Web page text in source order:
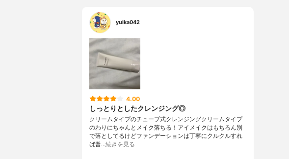
yuika042
4.00
しっとりとしたクレンジング◎
クリームタイプのチューブ式クレンジングクリームタイプ
のわりにちゃんとメイク落ちる！アイメイクはもちろん別
で落としてるけどファンデーションは丁寧にクルクルすれ
ば普…続きを見る